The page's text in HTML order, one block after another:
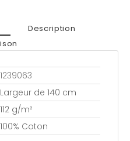
Description
1239063
Largeur de 140 cm
112 g/m²
100% Coton